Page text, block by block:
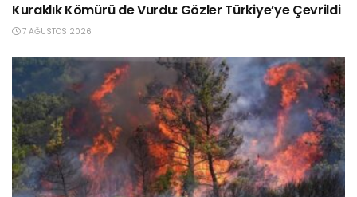
Kuraklık Kömürü de Vurdu: Gözler Türkiye’ye Çevrildi
7 AĞUSTOS 2026